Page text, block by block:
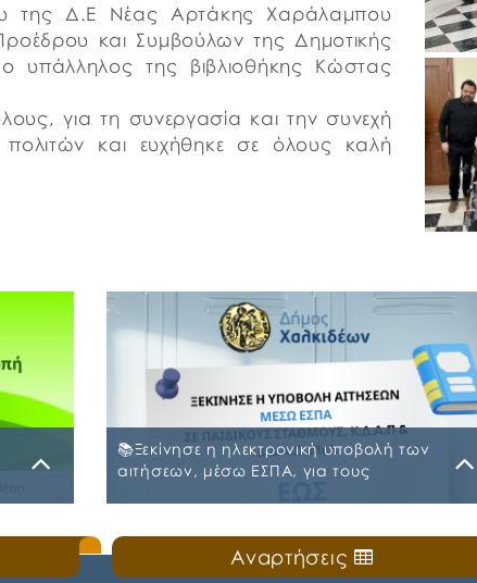
της Δ.Ε Νέας Αρτάκης Χαράλαμπου
και Συμβούλων της Δημοτικής
υπάλληλος της βιβλιοθήκης Κώστας
για τη συνεργασία και την συνεχή
και ευχήθηκε σε όλους καλή
📚Ξεκίνησε η ηλεκτρονική υποβολή των
αιτήσεων, μέσω ΕΣΠΑ, για τους
🛎️Ο Δήμος Χαλκιδέων ενημερώνει τους γονείς
Αναρτήσεις